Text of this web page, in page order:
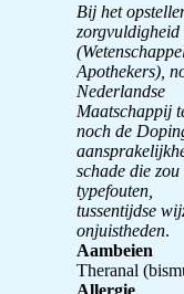
Bij het
Apothekers),
Nederlandse
Maatschappij
noch de
schade die
typefouten,
tussentijdse
onjuistheden.
Aambeien
Theranal
Allergie